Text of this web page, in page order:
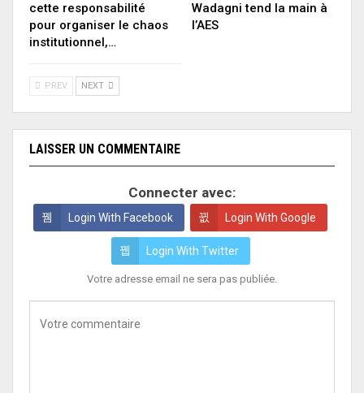
cette responsabilité
pour organiser le chaos
institutionnel,…
Wadagni tend la main à
l’AES
PREV NEXT
LAISSER UN COMMENTAIRE
Connecter avec:
Login With Facebook Login With Google
Login With Twitter
Votre adresse email ne sera pas publiée.